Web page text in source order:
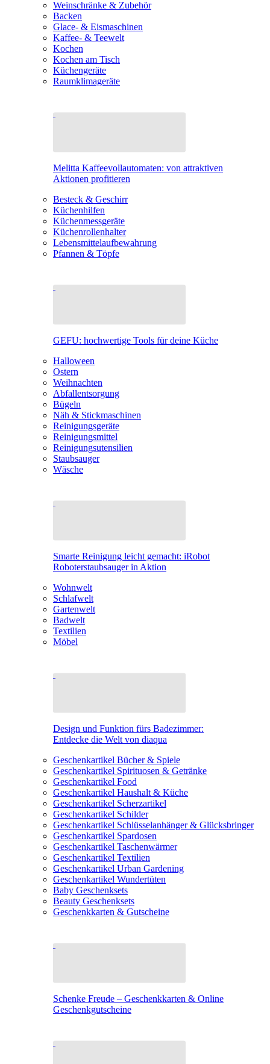
Weinschränke & Zubehör
Backen
Glace- & Eismaschinen
Kaffee- & Teewelt
Kochen
Kochen am Tisch
Küchengeräte
Raumklimageräte
Melitta Kaffeevollautomaten: von attraktiven
Aktionen profitieren
Besteck & Geschirr
Küchenhilfen
Küchenmessgeräte
Küchenrollenhalter
Lebensmittelaufbewahrung
Pfannen & Töpfe
GEFU: hochwertige Tools für deine Küche
Halloween
Ostern
Weihnachten
Abfallentsorgung
Bügeln
Näh & Stickmaschinen
Reinigungsgeräte
Reinigungsmittel
Reinigungsutensilien
Staubsauger
Wäsche
Smarte Reinigung leicht gemacht: iRobot
Roboterstaubsauger in Aktion
Wohnwelt
Schlafwelt
Gartenwelt
Badwelt
Textilien
Möbel
Design und Funktion fürs Badezimmer:
Entdecke die Welt von diaqua
Geschenkartikel Bücher & Spiele
Geschenkartikel Spirituosen & Getränke
Geschenkartikel Food
Geschenkartikel Haushalt & Küche
Geschenkartikel Scherzartikel
Geschenkartikel Schilder
Geschenkartikel Schlüsselanhänger & Glücksbringer
Geschenkartikel Spardosen
Geschenkartikel Taschenwärmer
Geschenkartikel Textilien
Geschenkartikel Urban Gardening
Geschenkartikel Wundertüten
Baby Geschenksets
Beauty Geschenksets
Geschenkkarten & Gutscheine
Schenke Freude – Geschenkkarten & Online
Geschenkgutscheine